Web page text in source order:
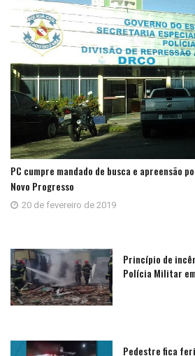
PC cumpre mandado de busca e apreensão
Novo Progresso
20 de fevereiro de 2019
Princípio de
Polícia Militar
Pedestre fica